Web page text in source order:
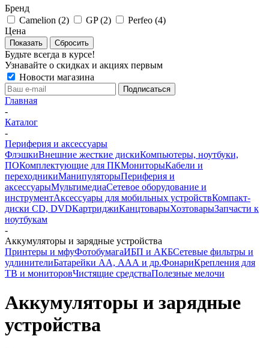
Бренд
Camelion (2) GP (2) Perfeo (4)
Цена
Сбросить
Будьте всегда в курсе!
Узнавайте о скидках и акциях первым
Новости магазина
Главная
-
Каталог
-
Периферия и аксессуары
ФлэшкиВнешние жесткие дискиКомпьютеры, ноутбуки,
ПОКомплектующие для ПКМониторыКабели и
переходникиМанипуляторыПериферия и
аксессуарыМультимедиаСетевое оборудование и
инструментАксессуары для мобильных устройствКомпакт-
диски CD, DVDКартриджиКанцтоварыХозтоварыЗапчасти к
ноутбукам
-
Аккумуляторы и зарядные устройства
Принтеры и мфуФотобумагаИБП и АКБСетевые фильтры и
удлинителиБатарейки АА, ААА и др.ФонариКрепления для
ТВ и мониторовЧистящие средстваПолезные мелочи
Аккумуляторы и зарядные
устройства